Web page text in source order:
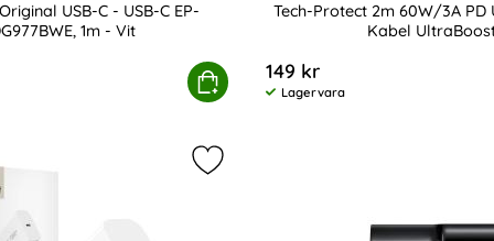
- Vit
USB-C - USB-C EP-
1m - Vit
Köp
Original USB-C - USB-C EP-DG977BWE, 1m - Vit
Tech-Protect 2m 60W/3A PD
Kabel
149 kr
Tillgänglighet:
Lagervara
Tech-Protect 2m
2 m 66W/6A USB-C Kabel UltraBoost Grå som favorit
Markera tech-Protect 20W PD